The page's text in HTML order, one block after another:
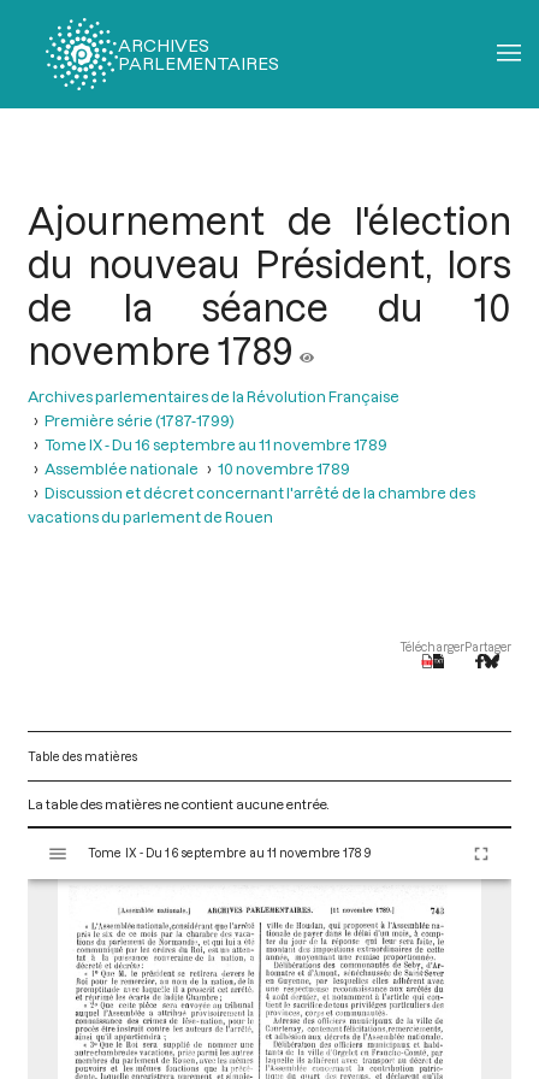
ARCHIVES
PARLEMENTAIRES
Ajournement de l'élection
du nouveau Président, lors
de la séance du 10
novembre 1789
Archives parlementaires de la Révolution Française
Première série (1787-1799)
Tome IX - Du 16 septembre au 11 novembre 1789
Assemblée nationale
10 novembre 1789
Discussion et décret concernant l'arrêté de la chambre des
vacations du parlement de Rouen
TéléchargerPartager
Table des matières
La table des matières ne contient aucune entrée.
s
Tome IX - Du 16 septembre au 11 novembre 1789